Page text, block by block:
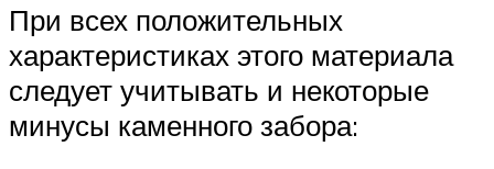
При всех положительных
характеристиках этого материала
следует учитывать и некоторые
минусы каменного забора: